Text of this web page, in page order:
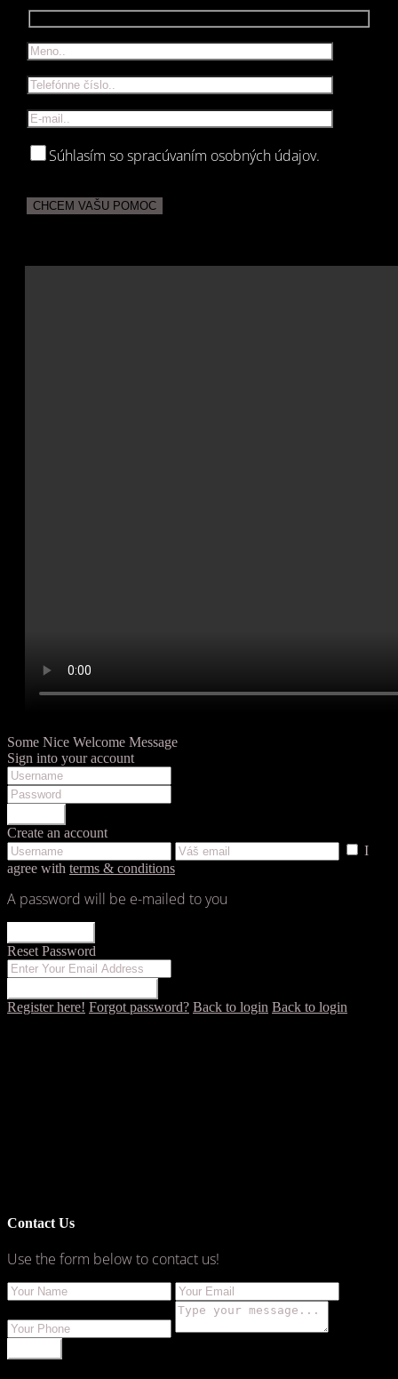
Súhlasím so spracúvaním osobných údajov.
Some Nice Welcome Message
Sign into your account
Create an account
I
agree with terms & conditions
A password will be e-mailed to you
Reset Password
Register here! Forgot password? Back to login Back to login
Contact Us
Use the form below to contact us!